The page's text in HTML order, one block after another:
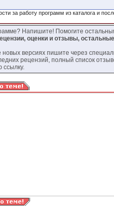
за работу программ из каталога и
Напишите! Помогите
оценки и отзывы,
версиях пишите через
рецензий, полный список
ссылку.